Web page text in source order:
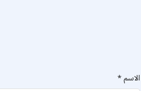
الاسم*